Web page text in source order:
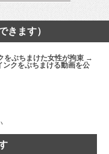
きます）
をぶちまけた女性が拘束 →
クをぶちまける動画を公